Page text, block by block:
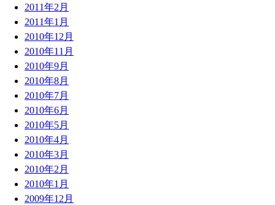
2011年2月
2011年1月
2010年12月
2010年11月
2010年9月
2010年8月
2010年7月
2010年6月
2010年5月
2010年4月
2010年3月
2010年2月
2010年1月
2009年12月